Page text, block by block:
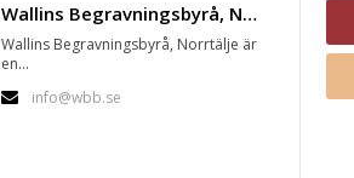
Wallins Begravningsbyrå, Norrtälje
Wallins Begravningsbyrå, Norrtälje är
en...
info@wbb.se